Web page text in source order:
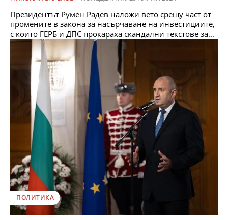
Президентът Румен Радев наложи вето срещу част от
промените в закона за насърчаване на инвестициите,
с които ГЕРБ и ДПС прокараха скандални текстове за...
ПОЛИТИКА